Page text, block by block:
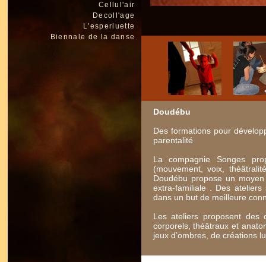
Cellul'air
Decoll'age
L'esperluette
Biennale de la danse
Doudébu
Des formations pour
parentalité
La compagnie Songes
(mouvement, voix,
Doudébu propose un
extra-familiale . Des
dans un but de meilleure
Les ateliers proposent des
corporels, théâtraux et
jeux d’ombres, de créations